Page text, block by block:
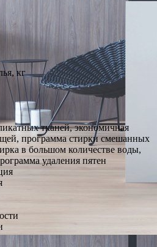
кг
тканей, экономичная
программа стирки смешанных
в большом количестве воды,
удаления пятен